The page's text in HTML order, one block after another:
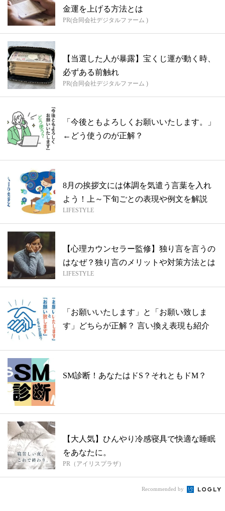
金運を上げる方法とは
PR(合同会社デジタルファーム )
【当選した人が暴露】宝くじ運が動く時、
必ずある前触れ
PR(合同会社デジタルファーム )
「今後ともよろしくお願いいたします。」
←どう使うのが正解？
8月の挨拶文には体調を気遣う言葉を入れ
よう！上～下旬ごとの表現や例文を解説
LIFESTYLE
【心理カウンセラー監修】独り言を言うの
はなぜ？独り言のメリットや対策方法とは
LIFESTYLE
「お願いいたします」と「お願い致しま
す」どちらが正解？ 言い換え表現も紹介
SM診断！あなたはドS？それともドM？
【大人気】ひんやり冷感寝具で快適な睡眠
をあなたに。
PR（アイリスプラザ）
Recommended by